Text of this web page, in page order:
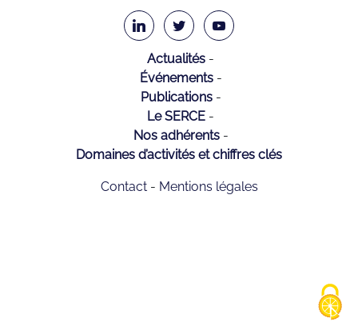
Actualités
Événements
Publications
Le SERCE
Nos adhérents
Domaines d’activités et chiffres clés
Contact Mentions légales